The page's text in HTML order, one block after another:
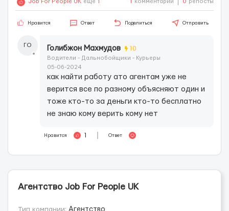
Job For People UK еще 1 1 комментарии 0 репосты
Нравится Ответ Поделиться Отправить
ГО Голибжон Махмудов 10
Водители - Дальнобойщики - Курьеры
05-06-2024
как найти работу ато агентам уже не
верится все по разному объясняют один и
тоже кто-то за деньги кто-то бесплатно
не знаю кому верить кому нет
Нравится 1 Ответ
Агентство Job For People UK
Тип компании: Агентство